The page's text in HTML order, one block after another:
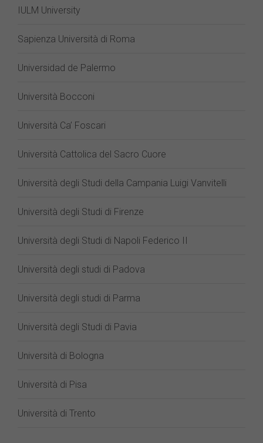
IULM University
Sapienza Università di Roma
Universidad de Palermo
Università Bocconi
Università Ca’ Foscari
Università Cattolica del Sacro Cuore
Università degli Studi della Campania Luigi Vanvitelli
Università degli Studi di Firenze
Università degli Studi di Napoli Federico II
Università degli studi di Padova
Università degli studi di Parma
Università degli Studi di Pavia
Università di Bologna
Università di Pisa
Università di Trento